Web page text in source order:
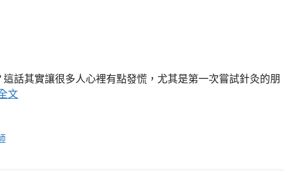
話其實讓很多人心裡有點發慌，尤其是第一次嘗試針灸的朋
文